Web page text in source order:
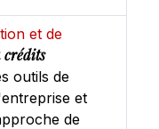
et de
crédits
outils de
et
de